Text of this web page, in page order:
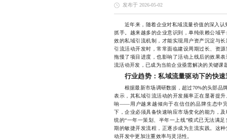
发布于 2026-05-02
近年来，随着企业对私域流量价值的深入认
抓手。越来越多的企业意识到，单纯依赖公域
效的私域引流机制，才能实现用户资产沉淀与
引流活动开发时，常常面临建设周期过长、资
拖慢了项目进度，也影响了活动上线后的效果
流活动开发，已成为当前企业亟需解决的关键课
行业趋势：私域流量驱动下的快
根据最新市场调研数据，超过70%的头部品
表示，其私域引流活动的开发频率正在显著提
响——用户越来越倾向于在信任的品牌生态中
下，企业必须具备快速响应市场变化的能力，
统的“一年一策划、半年一上线”模式已无法满
期的敏捷开发流程，正逐步成为主流实践。这
动开发中更加注重效率与灵活性。